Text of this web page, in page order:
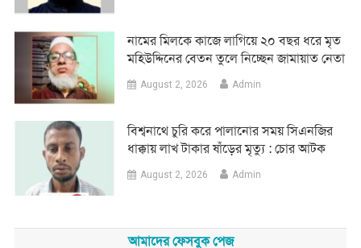
নামের মিলকে কাজে লাগিয়ে ২০ বছর ধরে মৃত
মহিউদ্দিনের বেতন তুলে নিচ্ছেন জামায়াত নেতা
August 2, 2026 Admin
‎বিশ্বনাথে চুরি করে পালানোর সময় সিএনজির
ধাক্কায় লাখ টাকার ষাঁড়ের মৃত্যু : চোর আটক
August 2, 2026 Admin
আমাদের ফেসবুক পেজ